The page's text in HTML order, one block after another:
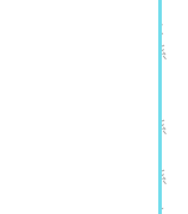
る素材、迷い込むよ
も含めた複数の関係
は、固有の光を宿
、星座のように関係
作品同士はもちろ
、複雑で多様な関係
観から距離を置くこ